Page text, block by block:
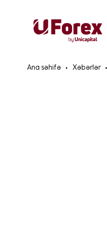
Ana səhifə Xəbərlər